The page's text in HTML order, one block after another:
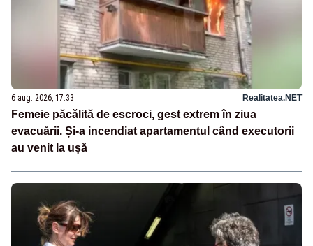
6 aug. 2026, 17:33 Realitatea.NET
Femeie păcălită de escroci, gest extrem în ziua
evacuării. Și-a incendiat apartamentul când executorii
au venit la ușă